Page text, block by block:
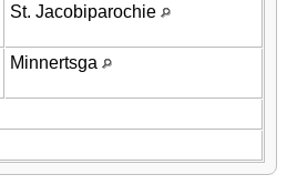
St. Jacobiparochie
Minnertsga